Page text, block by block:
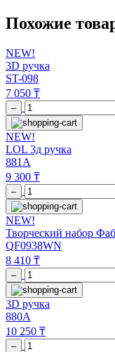
Похожие
NEW!
3D ручка
ST-098
7 050 ₸
–
NEW!
LOL 3д ручка
881A
9 300 ₸
–
NEW!
Творческий набор
QF0938WN
8 410 ₸
–
3D ручка
880A
10 250 ₸
–